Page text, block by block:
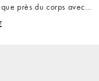
près du corps avec
dentelle et détail